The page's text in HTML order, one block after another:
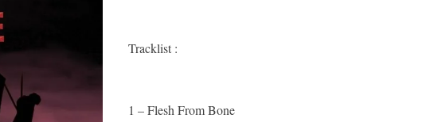
Tracklist :
1 – Flesh From Bone